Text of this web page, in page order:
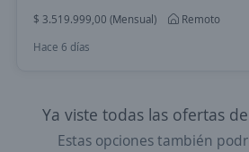
$ 3.519.999,00 (Mensual)
Remoto
Hace 6 días
Ya viste todas las ofertas
Estas opciones también